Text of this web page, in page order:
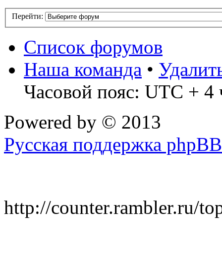
Перейти:
Список форумов
Наша команда •
Часовой пояс: UTC + 4
Powered by © 2013
Русская поддержка phpBB
http://counter.rambler.ru/